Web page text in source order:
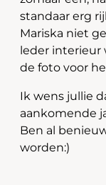
standaar erg
Mariska niet
leder interieur
de foto voor
Ik wens jullie
aankomende
Ben al
worden:)